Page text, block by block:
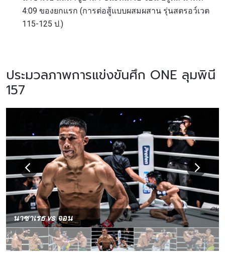
4:09 ของยกแรก (การต่อสู้แบบผสมผสาน รุ่นสตรอว์เวต
115-125 ป.)
ประมวลภาพการแข่งขันศึก ONE ลุมพินี
157
นาซาเรธ vs จอน